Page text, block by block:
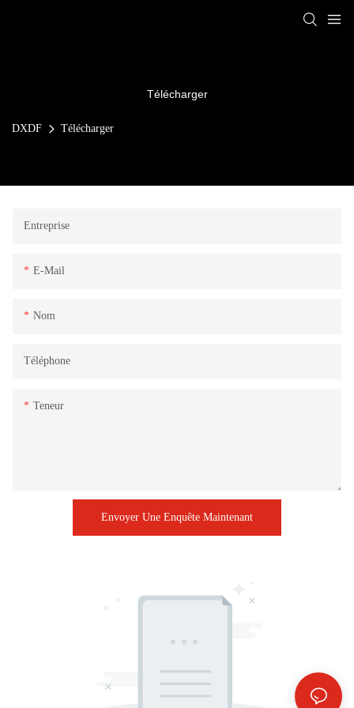
Télécharger
DXDF Télécharger
Entreprise
E-Mail
Nom
Téléphone
Teneur
Envoyer Une Enquête Maintenant